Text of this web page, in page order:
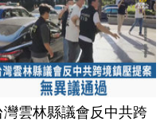
灣雲林縣議會反中共跨